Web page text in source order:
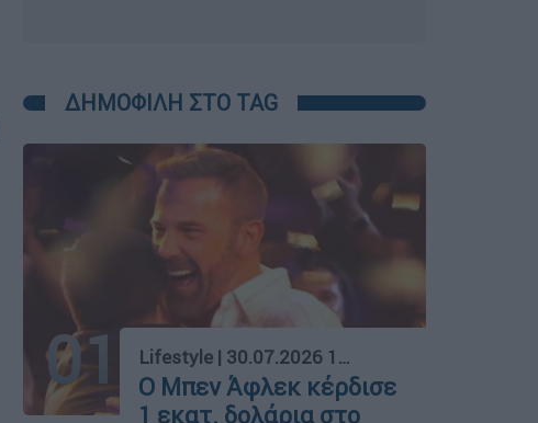
ΔΗΜΟΦΙΛΗ ΣΤΟ TAG
01 Lifestyle | 30.07.2026 10:49
Ο Μπεν Άφλεκ κέρδισε
1 εκατ. δολάρια στο